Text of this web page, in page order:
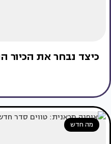
כיצד נבחר את הכיור
מה חדש